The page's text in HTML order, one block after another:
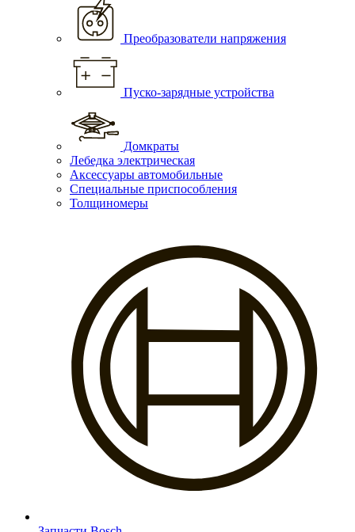
Преобразователи напряжения
Пуско-зарядные устройства
Домкраты
Лебедка электрическая
Аксессуары автомобильные
Специальные приспособления
Толщиномеры